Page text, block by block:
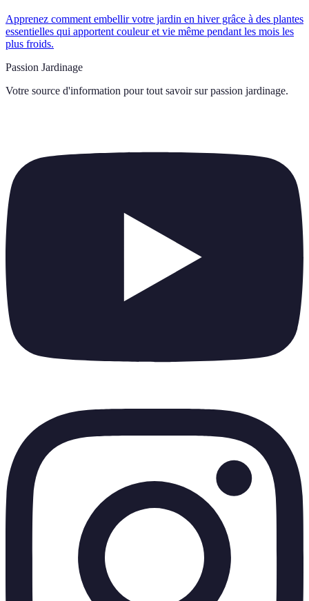
Apprenez comment embellir votre jardin en hiver grâce à des plantes
essentielles qui apportent couleur et vie même pendant les mois les
plus froids.
Passion Jardinage
Votre source d'information pour tout savoir sur passion jardinage.